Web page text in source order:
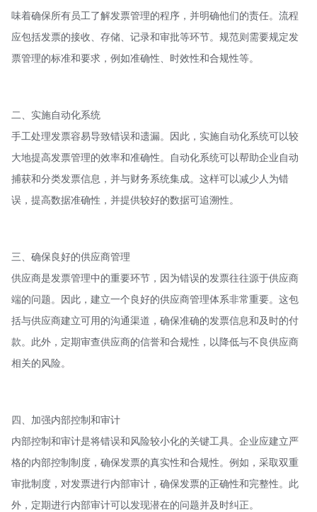
味着确保所有员工了解发票管理的程序，并明确他们的责任。流程
应包括发票的接收、存储、记录和审批等环节。规范则需要规定发
票管理的标准和要求，例如准确性、时效性和合规性等。
二、实施自动化系统
手工处理发票容易导致错误和遗漏。因此，实施自动化系统可以较
大地提高发票管理的效率和准确性。自动化系统可以帮助企业自动
捕获和分类发票信息，并与财务系统集成。这样可以减少人为错
误，提高数据准确性，并提供较好的数据可追溯性。
三、确保良好的供应商管理
供应商是发票管理中的重要环节，因为错误的发票往往源于供应商
端的问题。因此，建立一个良好的供应商管理体系非常重要。这包
括与供应商建立可用的沟通渠道，确保准确的发票信息和及时的付
款。此外，定期审查供应商的信誉和合规性，以降低与不良供应商
相关的风险。
四、加强内部控制和审计
内部控制和审计是将错误和风险较小化的关键工具。企业应建立严
格的内部控制制度，确保发票的真实性和合规性。例如，采取双重
审批制度，对发票进行内部审计，确保发票的正确性和完整性。此
外，定期进行内部审计可以发现潜在的问题并及时纠正。